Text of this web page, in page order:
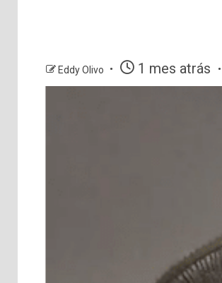
Eddy Olivo 1 mes atrás